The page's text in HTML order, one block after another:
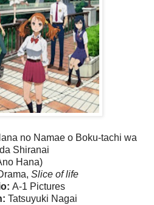
no Namae o Boku-tachi wa
Shiranai
Hana)
Slice of life
A-1 Pictures
Tatsuyuki Nagai